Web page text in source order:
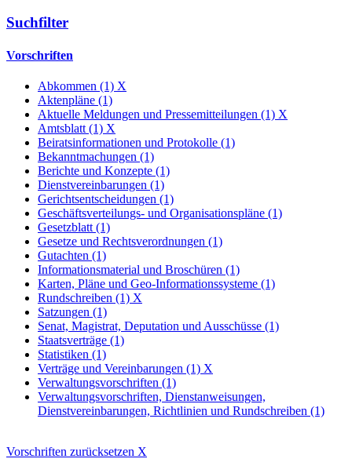
Suchfilter
Vorschriften
Abkommen (1) X
Aktenpläne (1)
Aktuelle Meldungen und Pressemitteilungen (1) X
Amtsblatt (1) X
Beiratsinformationen und Protokolle (1)
Bekanntmachungen (1)
Berichte und Konzepte (1)
Dienstvereinbarungen (1)
Gerichtsentscheidungen (1)
Geschäftsverteilungs- und Organisationspläne (1)
Gesetzblatt (1)
Gesetze und Rechtsverordnungen (1)
Gutachten (1)
Informationsmaterial und Broschüren (1)
Karten, Pläne und Geo-Informationssysteme (1)
Rundschreiben (1) X
Satzungen (1)
Senat, Magistrat, Deputation und Ausschüsse (1)
Staatsverträge (1)
Statistiken (1)
Verträge und Vereinbarungen (1) X
Verwaltungsvorschriften (1)
Verwaltungsvorschriften, Dienstanweisungen,
Dienstvereinbarungen, Richtlinien und Rundschreiben (1)
Vorschriften zurücksetzen X